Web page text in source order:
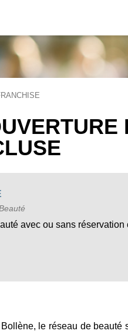
avec ou sans
le réseau de beauté